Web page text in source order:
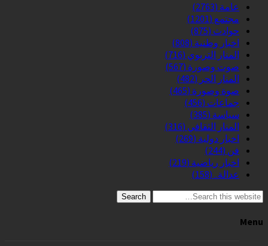
عامة (2763)
مجتمع (1201)
حوادث (875)
اخبار وطنية (808)
المنار التربوي (716)
صوت وصورة (567)
المنار الحر (482)
صوة وصورة (465)
جماعات (456)
سياسة (385)
المنار الثقافي (316)
اخبار دولية (269)
فن (244)
اخبار رياضية (219)
عدالة.. (158)
Search
Menu